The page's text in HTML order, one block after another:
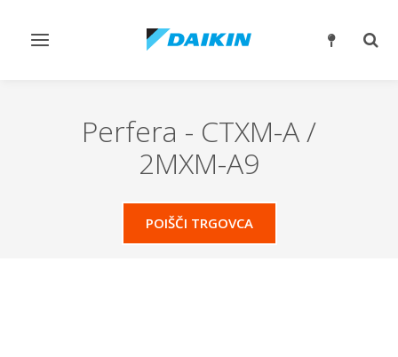
Preklop
Perfera - CTXM-A /
2MXM-A9
POIŠČI TRGOVCA